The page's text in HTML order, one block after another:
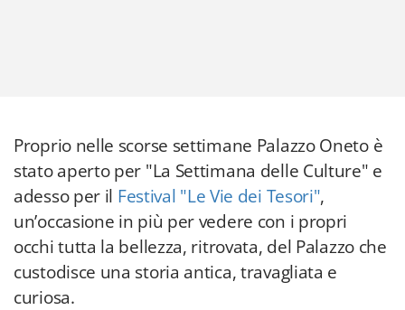
Proprio nelle scorse settimane Palazzo Oneto è
stato aperto per "La Settimana delle Culture" e
adesso per il Festival "Le Vie dei Tesori",
un’occasione in più per vedere con i propri
occhi tutta la bellezza, ritrovata, del Palazzo che
custodisce una storia antica, travagliata e
curiosa.